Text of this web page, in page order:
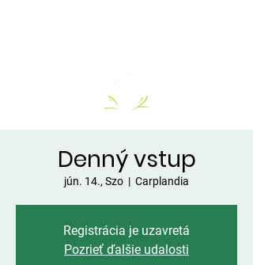
Denný vstup
jún. 14., Szo
  |
Carplandia
Registrácia je uzavretá
Pozrieť ďalšie udalosti